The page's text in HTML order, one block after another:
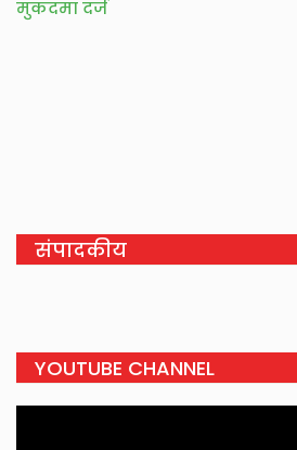
मुकदमा दर्ज
संपादकीय
YOUTUBE CHANNEL